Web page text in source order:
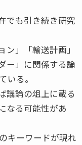
でも引き続き研究
」「輸送計画」
ー」に関係する論
いる。
議論の俎上に載る
なる可能性があ
キーワードが現れ